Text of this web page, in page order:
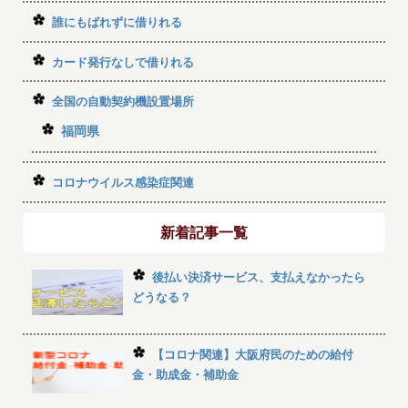
誰にもばれずに借りれる
カード発行なしで借りれる
全国の自動契約機設置場所
福岡県
コロナウイルス感染症関連
新着記事一覧
後払い決済サービス、支払えなかったら
どうなる？
【コロナ関連】大阪府民のための給付
金・助成金・補助金